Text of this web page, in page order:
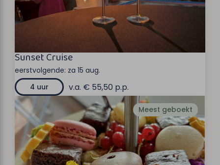
Sunset Cruise
eerstvolgende: za 15 aug.
4 uur
v.a. € 55,50 p.p.
Meest geboekt